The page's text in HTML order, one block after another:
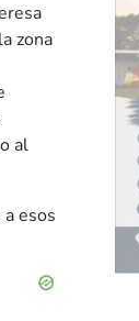
zona
al
esos